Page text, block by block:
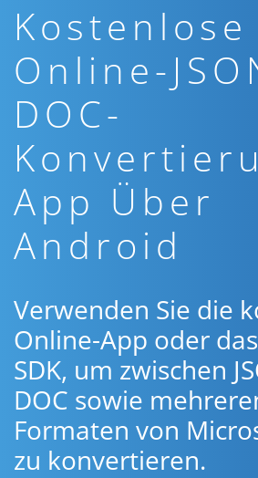
Kostenlose
Online-
DOC-
App Über
Android
Verwenden Sie die
Online-App oder
SDK, um zwischen
DOC sowie
Formaten von
zu konvertieren.